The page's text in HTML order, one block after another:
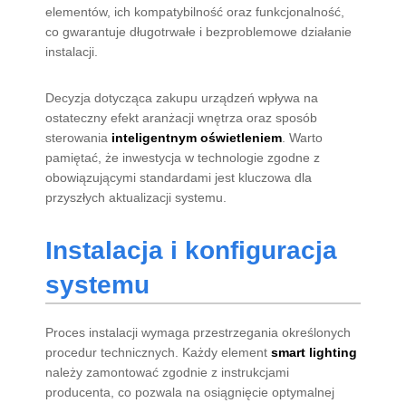
elementów, ich kompatybilność oraz funkcjonalność,
co gwarantuje długotrwałe i bezproblemowe działanie
instalacji.
Decyzja dotycząca zakupu urządzeń wpływa na
ostateczny efekt aranżacji wnętrza oraz sposób
sterowania inteligentnym oświetleniem . Warto
pamiętać, że inwestycja w technologie zgodne z
obowiązującymi standardami jest kluczowa dla
przyszłych aktualizacji systemu.
Instalacja i konfiguracja
systemu
Proces instalacji wymaga przestrzegania określonych
procedur technicznych. Każdy elementsmart lighting
należy zamontować zgodnie z instrukcjami
producenta, co pozwala na osiągnięcie optymalnej